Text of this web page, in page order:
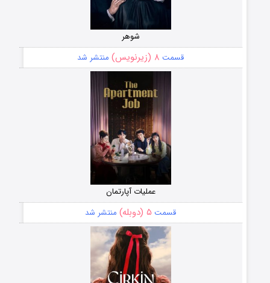
شوهر
قسمت ۸ (زیرنویس) منتشر شد
عملیات آپارتمان
قسمت ۵ (دوبله) منتشر شد